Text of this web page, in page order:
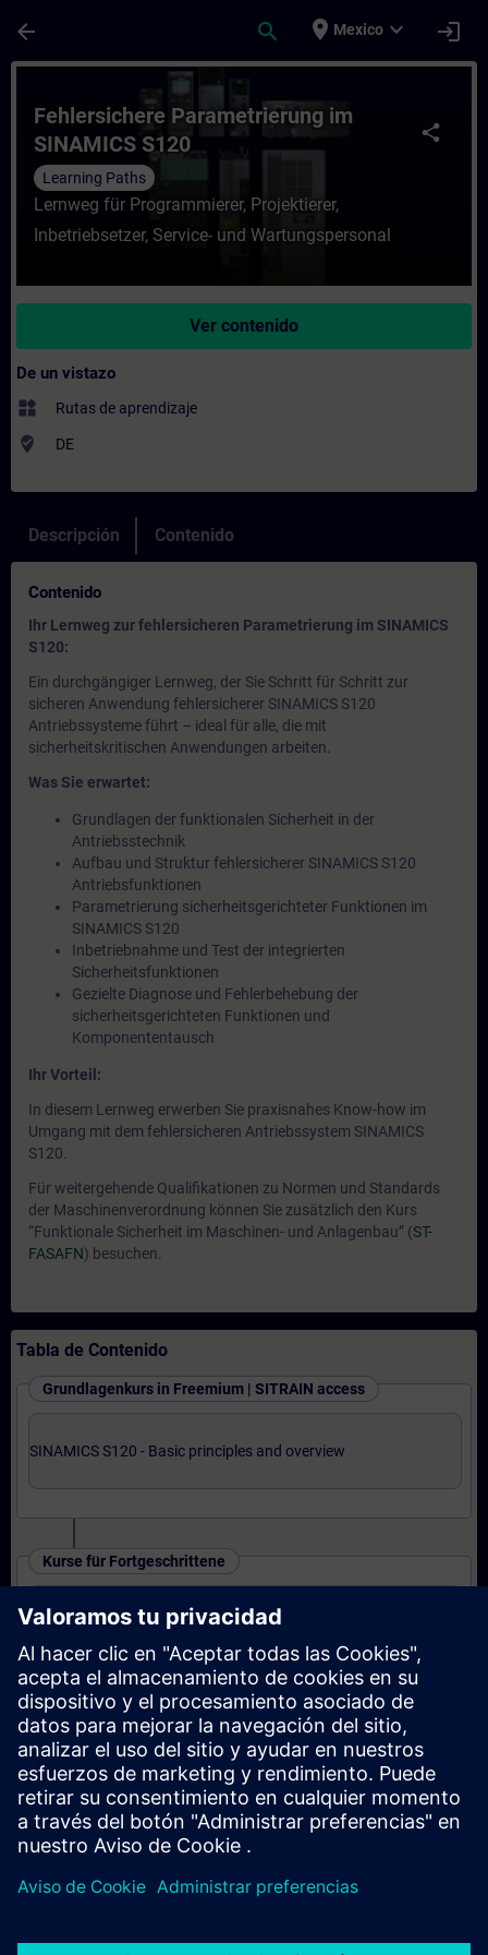
arrow_back search place Mexico expand_more login
Curso - Fehlersichere Parametrierung
share
Fehlersichere Parametrierung im
SINAMICS S120
Learning Paths
Lernweg für Programmierer, Projektierer,
Inbetriebsetzer, Service- und Wartungspersonal
Ver contenido
De un vistazo
widgets Rutas de aprendizaje
where_to_vote DE
Descripción Contenido
Contenido
Ihr Lernweg zur fehlersicheren Parametrierung im SINAMICS
S120:
Ein durchgängiger Lernweg, der Sie Schritt für Schritt zur
sicheren Anwendung fehlersicherer SINAMICS S120
Antriebssysteme führt – ideal für alle, die mit
sicherheitskritischen Anwendungen arbeiten.
Was Sie erwartet:
Grundlagen der funktionalen Sicherheit in der
Antriebsstechnik
Aufbau und Struktur fehlersicherer SINAMICS S120
Antriebsfunktionen
Parametrierung sicherheitsgerichteter Funktionen im
SINAMICS S120
Inbetriebnahme und Test der integrierten
Sicherheitsfunktionen
Gezielte Diagnose und Fehlerbehebung der
sicherheitsgerichteten Funktionen und
Komponententausch
Ihr Vorteil:
In diesem Lernweg erwerben Sie praxisnahes Know-how im
Umgang mit dem fehlersicheren Antriebssystem SINAMICS
S120.
Für weitergehende Qualifikationen zu Normen und Standards
der Maschinenverordnung können Sie zusätzlich den Kurs
“Funktionale Sicherheit im Maschinen- und Anlagenbau” (ST-
FASAFN) besuchen.
Tabla de Contenido
Grundlagenkurs in Freemium | SITRAIN access
SINAMICS S120 - Basic principles and overview
Kurse für Fortgeschrittene
SINAMICS S120 - Parametrieren und
Inbetriebnahme in TIA Portal (Präsenz-Training)
Kurse für Experten
SINAMICS S120 - Parametrieren Safety
Integrated (Präsenz-Training)